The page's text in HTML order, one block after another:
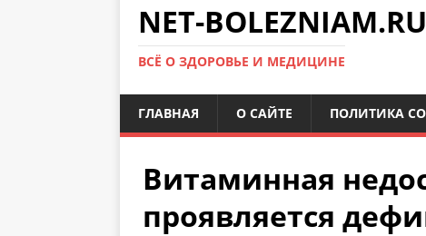
NET-BOLEZNIAM.RU
ВСЁ О ЗДОРОВЬЕ И МЕДИЦИНЕ
ГЛАВНАЯ О САЙТЕ ПОЛИТИКА
Витаминная
проявляется